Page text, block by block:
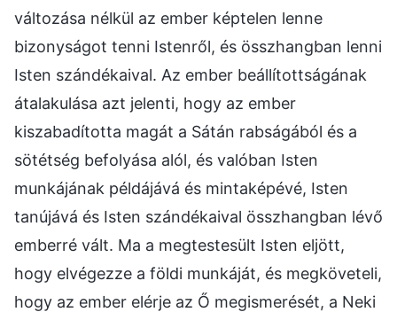
változása nélkül az ember képtelen lenne
bizonyságot tenni Istenről, és összhangban lenni
Isten szándékaival. Az ember beállítottságának
átalakulása azt jelenti, hogy az ember
kiszabadította magát a Sátán rabságából és a
sötétség befolyása alól, és valóban Isten
munkájának példájává és mintaképévé, Isten
tanújává és Isten szándékaival összhangban lévő
emberré vált. Ma a megtestesült Isten eljött,
hogy elvégezze a földi munkáját, és megköveteli,
hogy az ember elérje az Ő megismerését, a Neki